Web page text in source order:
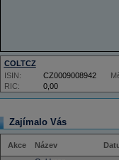
COLTCZ
RIC: 0,00
ISIN: CZ0009008942
Zajímalo Vás
Akce Název